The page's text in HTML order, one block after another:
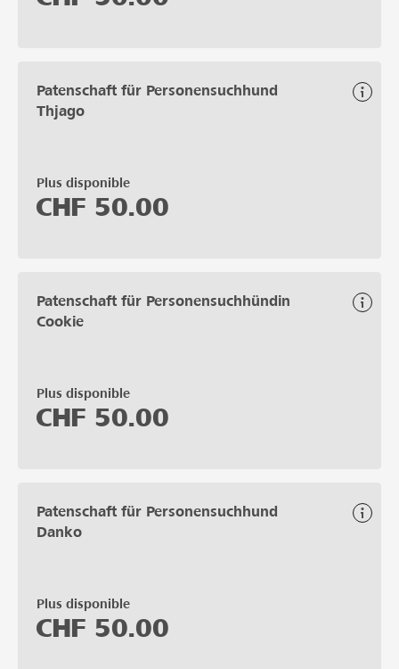
Patenschaft für Personensuchhund
Thjago
Plus disponible
CHF 50.00
Patenschaft für Personensuchhündin
Cookie
Plus disponible
CHF 50.00
Patenschaft für Personensuchhund
Danko
Plus disponible
CHF 50.00